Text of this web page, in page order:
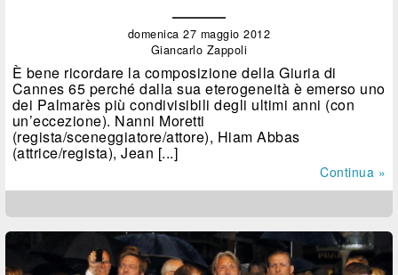
domenica 27 maggio 2012
Giancarlo Zappoli
È bene ricordare la composizione della Giuria di
Cannes 65 perché dalla sua eterogeneità è emerso uno
dei Palmarès più condivisibili degli ultimi anni (con
un’eccezione). Nanni Moretti
(regista/sceneggiatore/attore), Hiam Abbas
(attrice/regista), Jean [...]
Continua »